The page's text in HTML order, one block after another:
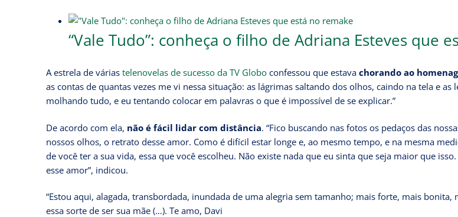
“Vale Tudo”: conheça o filho de Adriana Esteves que
A estrela de várias telenovelas de sucesso da TV Globo confessou que estava chorando ao
as contas de quantas vezes me vi nessa situação: as lágrimas saltando dos olhos, caindo na tela e as
molhando tudo, e eu tentando colocar em palavras o que é impossível de se explicar.”
De acordo com ela, não é fácil lidar com distância. “Fico buscando nas fotos os pedaços das
nossos olhos, o retrato desse amor. Como é difícil estar longe e, ao mesmo tempo, e na mesma
de você ter a sua vida, essa que você escolheu. Não existe nada que eu sinta que seja maior que
esse amor”, indicou.
“Estou aqui, alagada, transbordada, inundada de uma alegria sem tamanho; mais forte, mais bonita,
essa sorte de ser sua mãe (…). Te amo, Davi